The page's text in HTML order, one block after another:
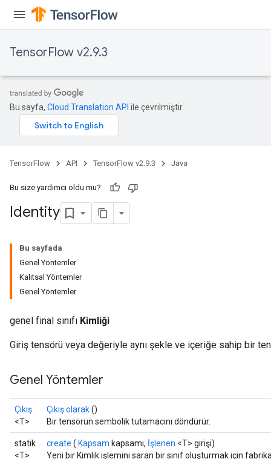
TensorFlow v2.9.3
Bu sayfa, Cloud Translation API ile çevrilmiştir.
TensorFlow API TensorFlow v2.9.3 Java
Bu size yardımcı oldu mu?
Identity
Bu sayfada
Genel Yöntemler
Kalıtsal Yöntemler
Genel Yöntemler
genel final sınıfı Kimliği
Giriş tensörü veya değeriyle aynı şekle ve içeriğe sahip bir
Genel Yöntemler
Çıkış
<T>
Çıkış olarak()
Bir tensörün sembolik tutamacını döndürür.
statik
<T>
create ( Kapsam kapsamı, İşlenen <T> girişi)
Yeni bir Kimlik işlemini saran bir sınıf oluşturmak için